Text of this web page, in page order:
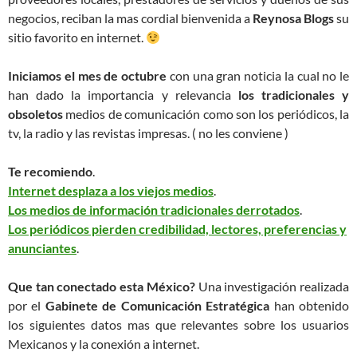
negocios, reciban la mas cordial bienvenida a Reynosa Blogssu
sitio favorito en internet.
Iniciamos el mes de octubre con una gran noticia la cual no le
han dado la importancia y relevancia los tradicionales y
obsoletos medios de comunicación como son los periódicos, la
tv, la radio y las revistas impresas. ( no les conviene )
Te recomiendo.
Internet desplaza a los viejos medios.
Los medios de información tradicionales derrotados.
Los periódicos pierden credibilidad, lectores, preferencias y
anunciantes.
Que tan conectado esta México?Una investigación realizada
por el Gabinete de Comunicación Estratégica han obtenido
los siguientes datos mas que relevantes sobre los usuarios
Mexicanos y la conexión a internet.